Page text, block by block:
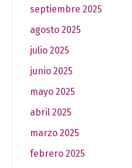
septiembre 2025
agosto 2025
julio 2025
junio 2025
mayo 2025
abril 2025
marzo 2025
febrero 2025